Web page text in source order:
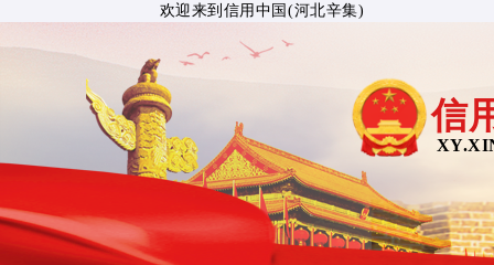
欢迎来到信用中国(河北辛集)
信